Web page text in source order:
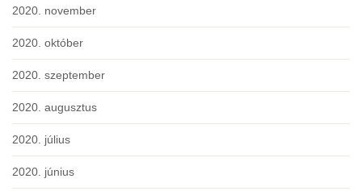
2020. november
2020. október
2020. szeptember
2020. augusztus
2020. július
2020. június